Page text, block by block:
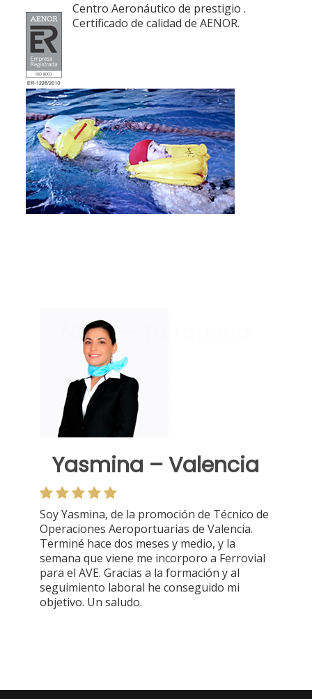
Centro Aeronáutico de prestigio .
Certificado de calidad de AENOR.
Yasmina – Valencia
Soy Yasmina, de la promoción de Técnico de
Operaciones Aeroportuarias de Valencia.
Terminé hace dos meses y medio, y la
semana que viene me incorporo a Ferrovial
para el AVE. Gracias a la formación y al
seguimiento laboral he conseguido mi
objetivo. Un saludo.